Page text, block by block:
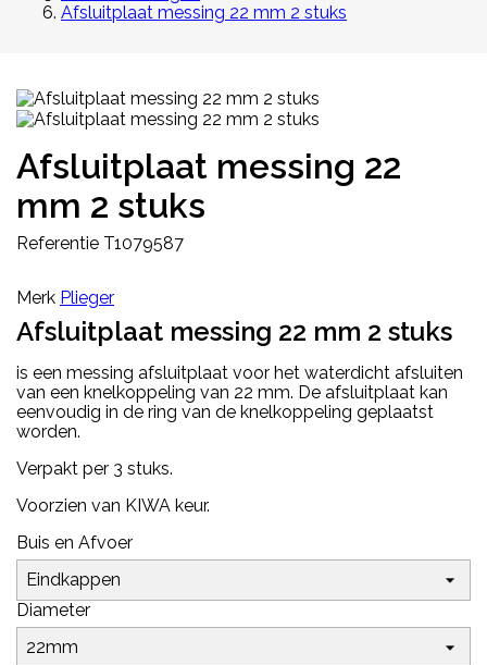
Afsluitplaat messing 22 mm 2 stuks
Afsluitplaat messing 22
mm 2 stuks
Referentie T1079587
Merk Plieger
Afsluitplaat messing 22 mm 2 stuks
is een messing afsluitplaat voor het waterdicht afsluiten
van een knelkoppeling van 22 mm. De afsluitplaat kan
eenvoudig in de ring van de knelkoppeling geplaatst
worden.
Verpakt per 3 stuks.
Voorzien van KIWA keur.
Buis en Afvoer
Diameter